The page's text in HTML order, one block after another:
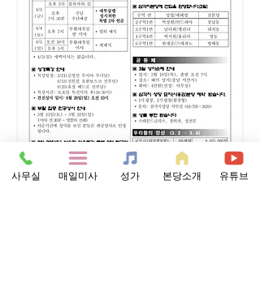
사무실 매일미사 성가 본당소개 유튜브